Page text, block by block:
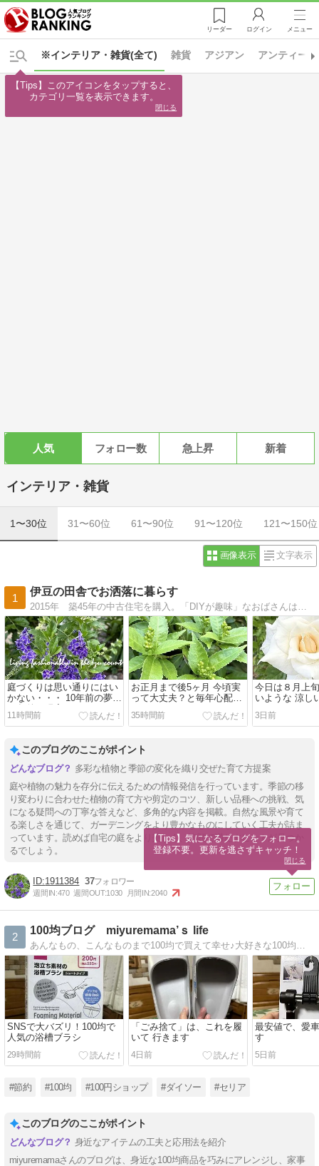
リーダー ログイン メニュー
※インテリア・雑貨(全て) 雑貨 アジアン アンティーク
人気 フォロー数 急上昇 新着
インテリア・雑貨
1〜30位 31〜60位 61〜90位 91〜120位 121〜150位
画像表示 文字表示
1
伊豆の田舎でお洒落に暮らす
庭づくりは思い通りにはい
かない・・・ 10年前の夢と
10年後の現実
11時間前
お正月まで後5ヶ月 今頃実
って大丈夫？と毎年心配に
なります
35時間前
今日は８月上
いような 涼し
でした
3日前
このブログのここがポイント
多彩な植物と季節の変化を織り交ぜた育て方提案
庭や植物の魅力を存分に伝えるための情報発信を行っています。季節の移
り変わりに合わせた植物の育て方や剪定のコツ、新しい品種への挑戦、気
になる疑問への丁寧な答えなど、多角的な内容を掲載。自然な風景や育て
る楽しさを通じて、ガーデニングをより豊かなものにしていく工夫が詰ま
っています。読めば自宅の庭をより美しく、笑顔で満たすヒントが見つか
るでしょう。
1911384 37
週間IN:470 週間OUT:1030 月間IN:2040
2
100均ブログ miyuremama’ｓ life
あんなもの、こんなものまで100均で買えて幸せ♪大好きな100均雑貨を駆使した節約しているつもり生活をちらっとお届けしますみなさまの参考になるとうれしいです！！
SNSで大バズリ！100均で
人気の浴槽ブラシ
29時間前
「ごみ捨て」は、これを履
いて 行きます
4日前
最安値で、愛
す
5日前
#節約 #100均 #100円ショップ #ダイソー #セリア
このブログのここがポイント
身近なアイテムの工夫と応用法を紹介
miyuremamaさんのブログは、身近な100均商品を巧みにアレンジし、家事
【Tips】このアイコンをタップすると、
カテゴリ一覧を表示できます。
閉じる
【Tips】気になるブログをフォロー。
登録不要。更新を逃さずキャッチ！
閉じる